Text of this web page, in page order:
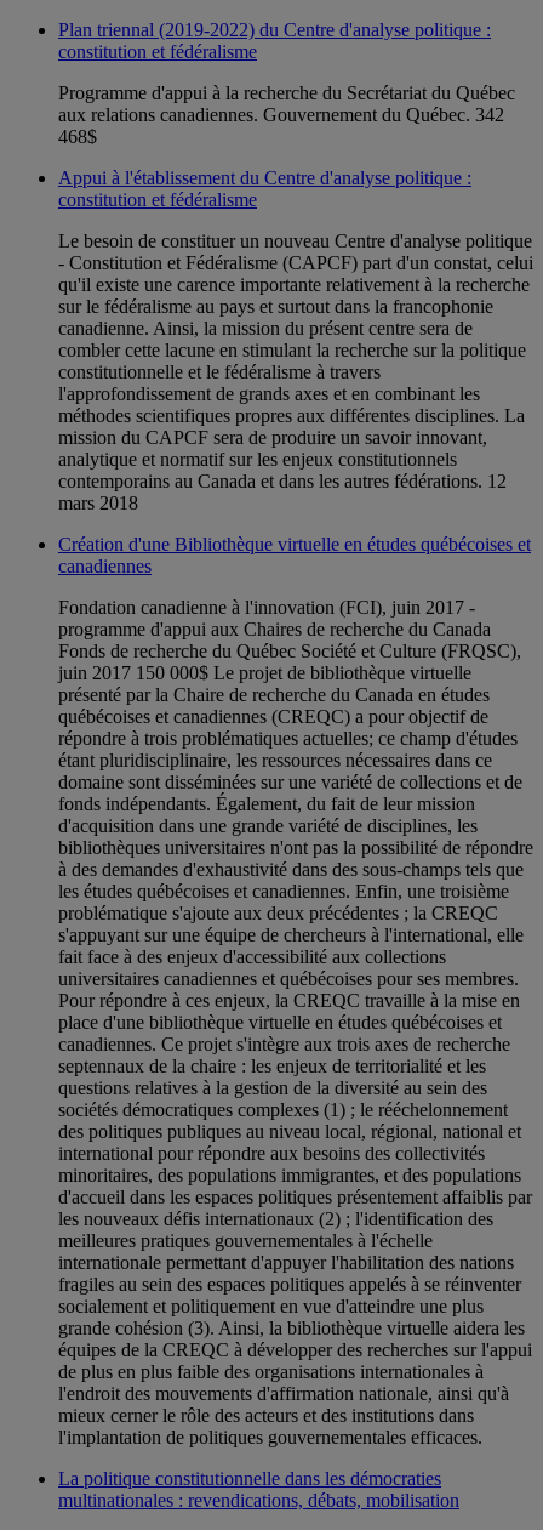
Plan triennal (2019-2022) du Centre d'analyse politique :
constitution et fédéralisme
Programme d'appui à la recherche du Secrétariat du Québec
aux relations canadiennes. Gouvernement du Québec. 342
468$
Appui à l'établissement du Centre d'analyse politique :
constitution et fédéralisme
Le besoin de constituer un nouveau Centre d'analyse politique
- Constitution et Fédéralisme (CAPCF) part d'un constat, celui
qu'il existe une carence importante relativement à la recherche
sur le fédéralisme au pays et surtout dans la francophonie
canadienne. Ainsi, la mission du présent centre sera de
combler cette lacune en stimulant la recherche sur la politique
constitutionnelle et le fédéralisme à travers
l'approfondissement de grands axes et en combinant les
méthodes scientifiques propres aux différentes disciplines. La
mission du CAPCF sera de produire un savoir innovant,
analytique et normatif sur les enjeux constitutionnels
contemporains au Canada et dans les autres fédérations. 12
mars 2018
Création d'une Bibliothèque virtuelle en études québécoises et
canadiennes
Fondation canadienne à l'innovation (FCI), juin 2017 -
programme d'appui aux Chaires de recherche du Canada
Fonds de recherche du Québec Société et Culture (FRQSC),
juin 2017 150 000$ Le projet de bibliothèque virtuelle
présenté par la Chaire de recherche du Canada en études
québécoises et canadiennes (CREQC) a pour objectif de
répondre à trois problématiques actuelles; ce champ d'études
étant pluridisciplinaire, les ressources nécessaires dans ce
domaine sont disséminées sur une variété de collections et de
fonds indépendants. Également, du fait de leur mission
d'acquisition dans une grande variété de disciplines, les
bibliothèques universitaires n'ont pas la possibilité de répondre
à des demandes d'exhaustivité dans des sous-champs tels que
les études québécoises et canadiennes. Enfin, une troisième
problématique s'ajoute aux deux précédentes ; la CREQC
s'appuyant sur une équipe de chercheurs à l'international, elle
fait face à des enjeux d'accessibilité aux collections
universitaires canadiennes et québécoises pour ses membres.
Pour répondre à ces enjeux, la CREQC travaille à la mise en
place d'une bibliothèque virtuelle en études québécoises et
canadiennes. Ce projet s'intègre aux trois axes de recherche
septennaux de la chaire : les enjeux de territorialité et les
questions relatives à la gestion de la diversité au sein des
sociétés démocratiques complexes (1) ; le rééchelonnement
des politiques publiques au niveau local, régional, national et
international pour répondre aux besoins des collectivités
minoritaires, des populations immigrantes, et des populations
d'accueil dans les espaces politiques présentement affaiblis par
les nouveaux défis internationaux (2) ; l'identification des
meilleures pratiques gouvernementales à l'échelle
internationale permettant d'appuyer l'habilitation des nations
fragiles au sein des espaces politiques appelés à se réinventer
socialement et politiquement en vue d'atteindre une plus
grande cohésion (3). Ainsi, la bibliothèque virtuelle aidera les
équipes de la CREQC à développer des recherches sur l'appui
de plus en plus faible des organisations internationales à
l'endroit des mouvements d'affirmation nationale, ainsi qu'à
mieux cerner le rôle des acteurs et des institutions dans
l'implantation de politiques gouvernementales efficaces.
La politique constitutionnelle dans les démocraties
multinationales : revendications, débats, mobilisation